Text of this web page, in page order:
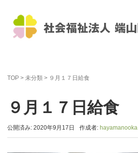
TOP > 未分類 > ９月１７日給食
９月１７日給食
公開済み: 2020年9月17日 作成者: hayamanooka